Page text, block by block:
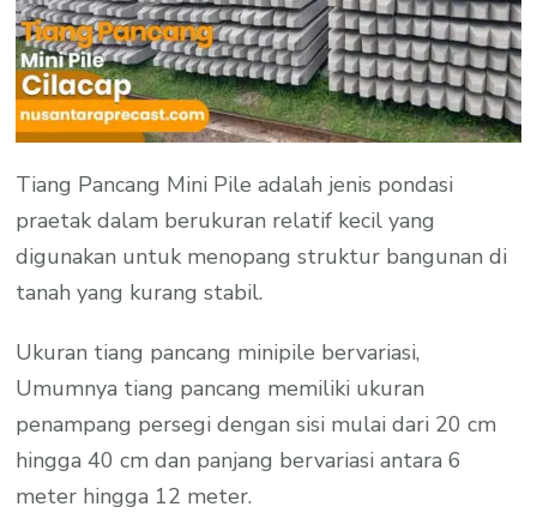
Tiang Pancang Mini Pile adalah jenis pondasi
praetak dalam berukuran relatif kecil yang
digunakan untuk menopang struktur bangunan di
tanah yang kurang stabil.
Ukuran tiang pancang minipile bervariasi,
Umumnya tiang pancang memiliki ukuran
penampang persegi dengan sisi mulai dari 20 cm
hingga 40 cm dan panjang bervariasi antara 6
meter hingga 12 meter.